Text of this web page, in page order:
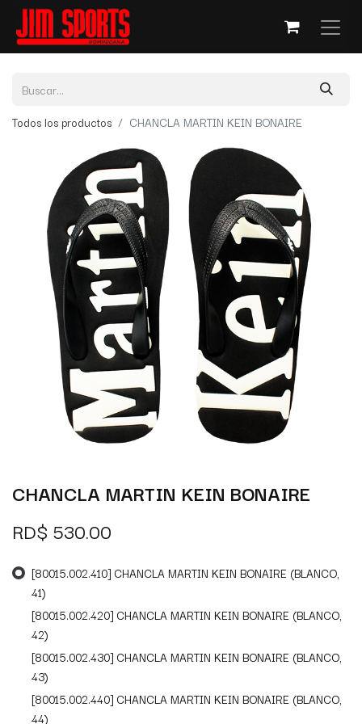
Todos los productos CHANCLA MARTIN KEIN BONAIRE
CHANCLA MARTIN KEIN BONAIRE
RD$ 530.00
[80015.002.410] CHANCLA MARTIN KEIN BONAIRE (BLANCO,
41)
[80015.002.420] CHANCLA MARTIN KEIN BONAIRE (BLANCO,
42)
[80015.002.430] CHANCLA MARTIN KEIN BONAIRE (BLANCO,
43)
[80015.002.440] CHANCLA MARTIN KEIN BONAIRE (BLANCO,
44)